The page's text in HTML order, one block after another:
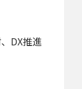
DX推進